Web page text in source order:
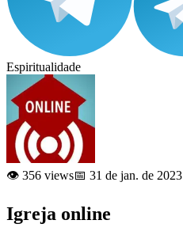
Espiritualidade
👁️ 356 views📅 31 de jan. de 2023
Igreja online